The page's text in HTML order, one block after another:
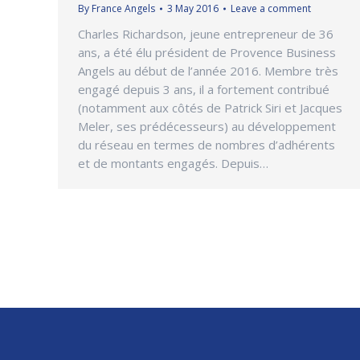
By France Angels 3 May 2016 Leave a comment
Charles Richardson, jeune entrepreneur de 36
ans, a été élu président de Provence Business
Angels au début de l’année 2016. Membre très
engagé depuis 3 ans, il a fortement contribué
(notamment aux côtés de Patrick Siri et Jacques
Meler, ses prédécesseurs) au développement
du réseau en termes de nombres d’adhérents
et de montants engagés. Depuis…